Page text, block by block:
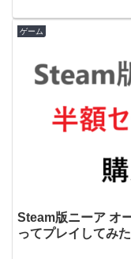
ゲーム
Steam版ニーア オ
ってプレイしてみた